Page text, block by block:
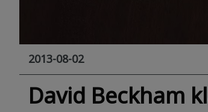
2013-08-02
David Beckham